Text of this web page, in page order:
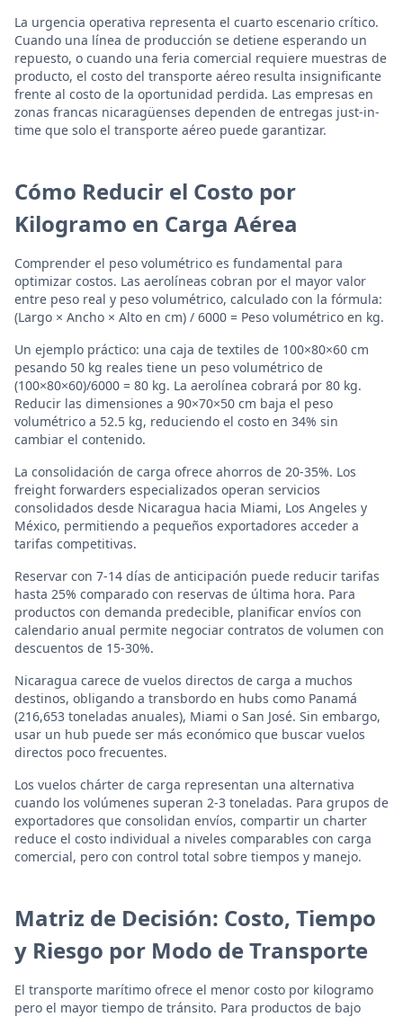
La urgencia operativa representa el cuarto escenario crítico.
Cuando una línea de producción se detiene esperando un
repuesto, o cuando una feria comercial requiere muestras de
producto, el costo del transporte aéreo resulta insignificante
frente al costo de la oportunidad perdida. Las empresas en
zonas francas nicaragüenses dependen de entregas just-in-
time que solo el transporte aéreo puede garantizar.
Cómo Reducir el Costo por
Kilogramo en Carga Aérea
Comprender el peso volumétrico es fundamental para
optimizar costos. Las aerolíneas cobran por el mayor valor
entre peso real y peso volumétrico, calculado con la fórmula:
(Largo × Ancho × Alto en cm) / 6000 = Peso volumétrico en kg.
Un ejemplo práctico: una caja de textiles de 100×80×60 cm
pesando 50 kg reales tiene un peso volumétrico de
(100×80×60)/6000 = 80 kg. La aerolínea cobrará por 80 kg.
Reducir las dimensiones a 90×70×50 cm baja el peso
volumétrico a 52.5 kg, reduciendo el costo en 34% sin
cambiar el contenido.
La consolidación de carga ofrece ahorros de 20-35%. Los
freight forwarders especializados operan servicios
consolidados desde Nicaragua hacia Miami, Los Angeles y
México, permitiendo a pequeños exportadores acceder a
tarifas competitivas.
Reservar con 7-14 días de anticipación puede reducir tarifas
hasta 25% comparado con reservas de última hora. Para
productos con demanda predecible, planificar envíos con
calendario anual permite negociar contratos de volumen con
descuentos de 15-30%.
Nicaragua carece de vuelos directos de carga a muchos
destinos, obligando a transbordo en hubs como Panamá
(216,653 toneladas anuales), Miami o San José. Sin embargo,
usar un hub puede ser más económico que buscar vuelos
directos poco frecuentes.
Los vuelos chárter de carga representan una alternativa
cuando los volúmenes superan 2-3 toneladas. Para grupos de
exportadores que consolidan envíos, compartir un charter
reduce el costo individual a niveles comparables con carga
comercial, pero con control total sobre tiempos y manejo.
Matriz de Decisión: Costo, Tiempo
y Riesgo por Modo de Transporte
El transporte marítimo ofrece el menor costo por kilogramo
pero el mayor tiempo de tránsito. Para productos de bajo